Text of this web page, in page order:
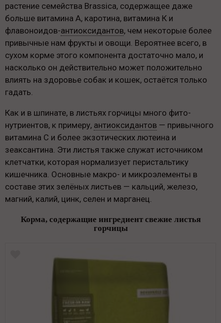
растение семейства Brassica, содержащее даже
больше витамина А, каротина, витамина К и
флавоноидов-антиоксидантов, чем некоторые более
привычные нам фрукты и овощи. Вероятнее всего, в
сухом корме этого компонента достаточно мало, и
насколько он действительно может положительно
влиять на здоровье собак и кошек, остаётся только
гадать.
Как и в шпинате, в листьях горчицы много фито-
нутриентов, к примеру, антиоксидантов — привычного
витамина С и более экзотических лютеина и
зеаксантина. Эти листья также служат источником
клетчатки, которая нормализует перистальтику
кишечника. Основные макро- и микроэлементы в
составе этих зелёных листьев — кальций, железо,
магний, калий, цинк, селен и марганец.
Корма, содержащие ингредиент свежие листья
горчицы